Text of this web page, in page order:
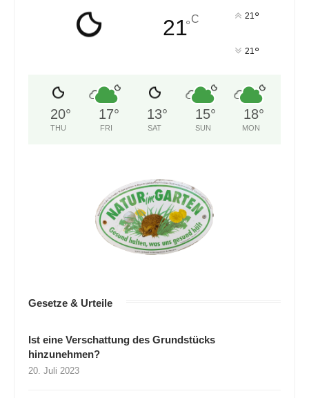
21°C 21 °
21 °
20°
THU
17°
FRI
13°
SAT
15°
SUN
18°
MON
Gesetze & Urteile
Ist eine Verschattung des Grundstücks
hinzunehmen?
20. Juli 2023